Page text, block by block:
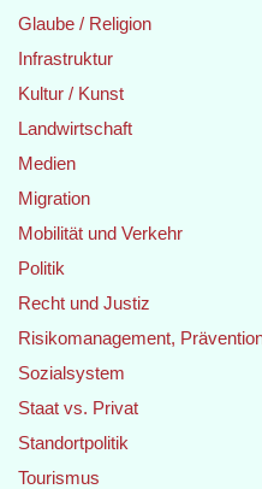
Glaube / Religion
Infrastruktur
Kultur / Kunst
Landwirtschaft
Medien
Migration
Mobilität und Verkehr
Politik
Recht und Justiz
Risikomanagement,
Sozialsystem
Staat vs. Privat
Standortpolitik
Tourismus